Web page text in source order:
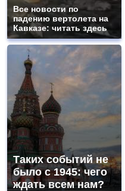
Все новости по
падению вертолета на
Кавказе: читать здесь
Таких событий не
было с 1945: чего
ждать всем нам?